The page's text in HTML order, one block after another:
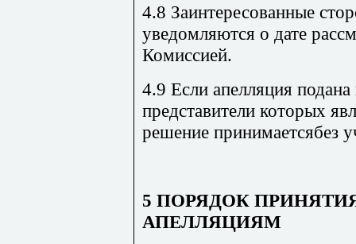
4.8 Заинтересованные
уведомляются о дате
Комиссией.
4.9 Если апелляция
представители которых
решение принимаетсябез
5 ПОРЯДОК
АПЕЛЛЯЦИЯМ